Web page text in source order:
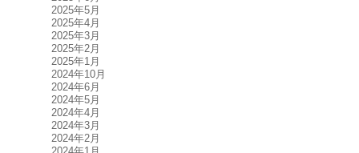
2025年5月
2025年4月
2025年3月
2025年2月
2025年1月
2024年10月
2024年6月
2024年5月
2024年4月
2024年3月
2024年2月